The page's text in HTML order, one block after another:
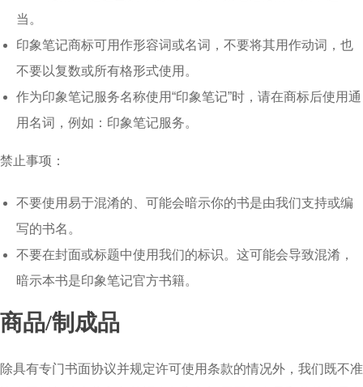
当。
印象笔记商标可用作形容词或名词，不要将其用作动词，也
不要以复数或所有格形式使用。
作为印象笔记服务名称使用“印象笔记”时，请在商标后使用通
用名词，例如：印象笔记服务。
禁止事项：
不要使用易于混淆的、可能会暗示你的书是由我们支持或编
写的书名。
不要在封面或标题中使用我们的标识。这可能会导致混淆，
暗示本书是印象笔记官方书籍。
商品/制成品
除具有专门书面协议并规定许可使用条款的情况外，我们既不准